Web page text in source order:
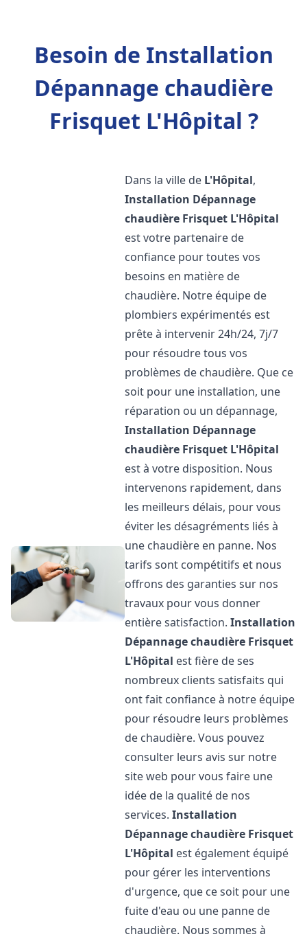
Besoin de Installation
Dépannage chaudière
Frisquet L'Hôpital ?
Dans la ville de L'Hôpital,
Installation Dépannage
chaudière Frisquet L'Hôpital
est votre partenaire de
confiance pour toutes vos
besoins en matière de
chaudière. Notre équipe de
plombiers expérimentés est
prête à intervenir 24h/24, 7j/7
pour résoudre tous vos
problèmes de chaudière. Que ce
soit pour une installation, une
réparation ou un dépannage,
Installation Dépannage
chaudière Frisquet L'Hôpital
est à votre disposition. Nous
intervenons rapidement, dans
les meilleurs délais, pour vous
éviter les désagréments liés à
une chaudière en panne. Nos
tarifs sont compétitifs et nous
offrons des garanties sur nos
travaux pour vous donner
entière satisfaction.Installation
Dépannage chaudière Frisquet
L'Hôpital est fière de ses
nombreux clients satisfaits qui
ont fait confiance à notre équipe
pour résoudre leurs problèmes
de chaudière. Vous pouvez
consulter leurs avis sur notre
site web pour vous faire une
idée de la qualité de nos
services.Installation
Dépannage chaudière Frisquet
L'Hôpital est également équipé
pour gérer les interventions
d'urgence, que ce soit pour une
fuite d'eau ou une panne de
chaudière. Nous sommes à